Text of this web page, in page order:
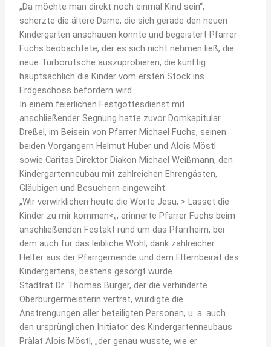
„Da möchte man direkt noch einmal Kind sein“,
scherzte die ältere Dame, die sich gerade den neuen
Kindergarten anschauen konnte und begeistert Pfarrer
Fuchs beobachtete, der es sich nicht nehmen ließ, die
neue Turborutsche auszuprobieren, die künftig
hauptsächlich die Kinder vom ersten Stock ins
Erdgeschoss befördern wird.
In einem feierlichen Festgottesdienst mit
anschließender Segnung hatte zuvor Domkapitular
Dreßel, im Beisein von Pfarrer Michael Fuchs, seinen
beiden Vorgängern Helmut Huber und Alois Möstl
sowie Caritas Direktor Diakon Michael Weißmann, den
Kindergartenneubau mit zahlreichen Ehrengästen,
Gläubigen und Besuchern eingeweiht.
„Wir verwirklichen heute die Worte Jesu, > Lasset die
Kinder zu mir kommen<„, erinnerte Pfarrer Fuchs beim
anschließenden Festakt rund um das Pfarrheim, bei
dem auch für das leibliche Wohl, dank zahlreicher
Helfer aus der Pfarrgemeinde und dem Elternbeirat des
Kindergartens, bestens gesorgt wurde.
Stadtrat Dr. Thomas Burger, der die verhinderte
Oberbürgermeisterin vertrat, würdigte die
Anstrengungen aller beteiligten Personen, u. a. auch
den ursprünglichen Initiator des Kindergartenneubaus
Prälat Alois Möstl, „der genau wusste, wie er